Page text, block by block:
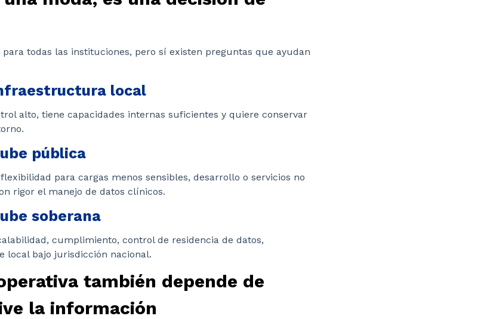
todas las instituciones, pero sí existen preguntas que ayudan
local
alto, tiene capacidades internas suficientes y quiere conservar
pública
para cargas menos sensibles, desarrollo o servicios no
rigor el manejo de datos clínicos.
soberana
cumplimiento, control de residencia de datos,
local bajo jurisdicción nacional.
también depende de
la información